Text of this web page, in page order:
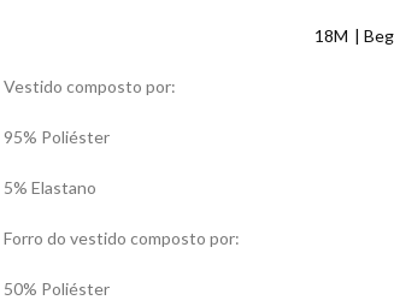
18M
Vestido composto por:
95% Poliéster
5% Elastano
Forro do vestido composto por:
50% Poliéster